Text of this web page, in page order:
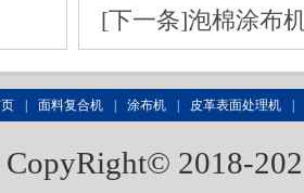
[下一条]泡棉涂布
面料复合机 涂布机 皮革表面处理机
CopyRight© 2018-